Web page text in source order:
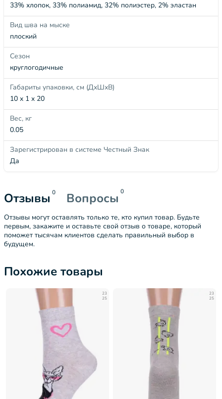
33% хлопок, 33% полиамид, 32% полиэстер, 2% эластан
Вид шва на мыске
плоский
Сезон
круглогодичные
Габариты упаковки, см (ДхШхВ)
10 x 1 x 20
Вес, кг
0.05
Зарегистрирован в системе Честный Знак
Да
Отзывы 0 Вопросы 0
Отзывы могут оставлять только те, кто купил товар. Будьте
первым, закажите и оставьте свой отзыв о товаре, который
поможет тысячам клиентов сделать правильный выбор в
будущем.
Похожие товары
23
25
23
25